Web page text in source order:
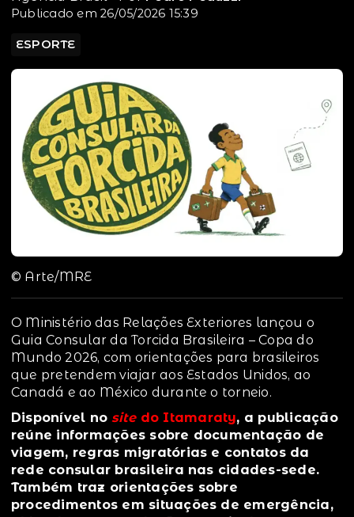
Publicado em 26/05/2026 15:39
ESPORTE
© Arte/MRE
O Ministério das Relações Exteriores lançou o
Guia Consular da Torcida Brasileira – Copa do
Mundo 2026, com orientações para brasileiros
que pretendem viajar aos Estados Unidos, ao
Canadá e ao México durante o torneio.
Disponível no sitedo Itamaraty, a publicação
reúne informações sobre documentação de
viagem, regras migratórias e contatos da
rede consular brasileira nas cidades-sede.
Também traz orientações sobre
procedimentos em situações de emergência,